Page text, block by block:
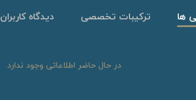
ها ترکیبات تخصصی دیدگاه کاربران
در حال حاضر اطلاعاتی وجود ندارد